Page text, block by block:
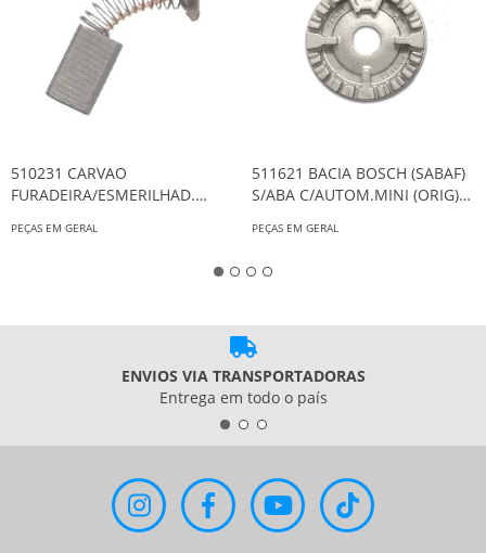
510231 CARVAO
FURADEIRA/ESMERILHAD.
PEÇAS EM GERAL
511621 BACIA BOSCH (SABAF)
S/ABA C/AUTOM.MINI (ORIG)
PEÇAS EM GERAL
ENVIOS VIA TRANSPORTADORAS
Entrega em todo o país